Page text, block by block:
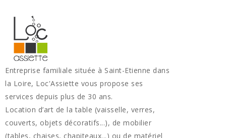
Entreprise familiale située à Saint-Etienne dans
la Loire, Loc'Assiette vous propose ses
services depuis plus de 30 ans.
Location d’art de la table (vaisselle, verres,
couverts, objets décoratifs...), de mobilier
(tables, chaises, chapiteaux...) ou de matériel